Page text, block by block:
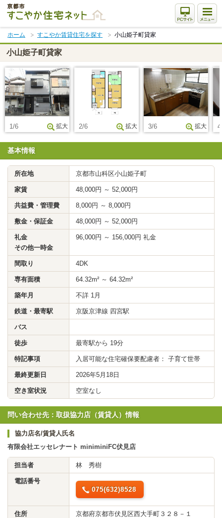
本
文
ま
で
ス
キ
ッ
プ
ホーム すこやか賃貸住宅を探す 小山姫子町貸家
小山姫子町貸家
1/6 拡大 2/6 拡大 3/6 拡大
基本情報
所在地 京都市山科区小山姫子町
家賃 48,000円 ～ 52,000円
共益費・管理費 8,000円 ～ 8,000円
敷金・保証金 48,000円 ～ 52,000円
礼金
その他一時金
96,000円 ～ 156,000円 礼金
間取り 4DK
専有面積 64.32m² ～ 64.32m²
築年月 不詳 1月
鉄道・最寄駅 京阪京津線 四宮駅
バス
徒歩 最寄駅から 19分
特記事項 入居可能な住宅確保要配慮者： 子育て世帯
最終更新日 2026年5月18日
空き室状況 空室なし
問い合わせ先：取扱協力店（賃貸人）情報
協力店名/賃貸人氏名
有限会社エッセレナート miniminiFC伏見店
担当者 林 秀樹
電話番号
075(632)8528
住所 京都府京都市伏見区西大手町３２８－１